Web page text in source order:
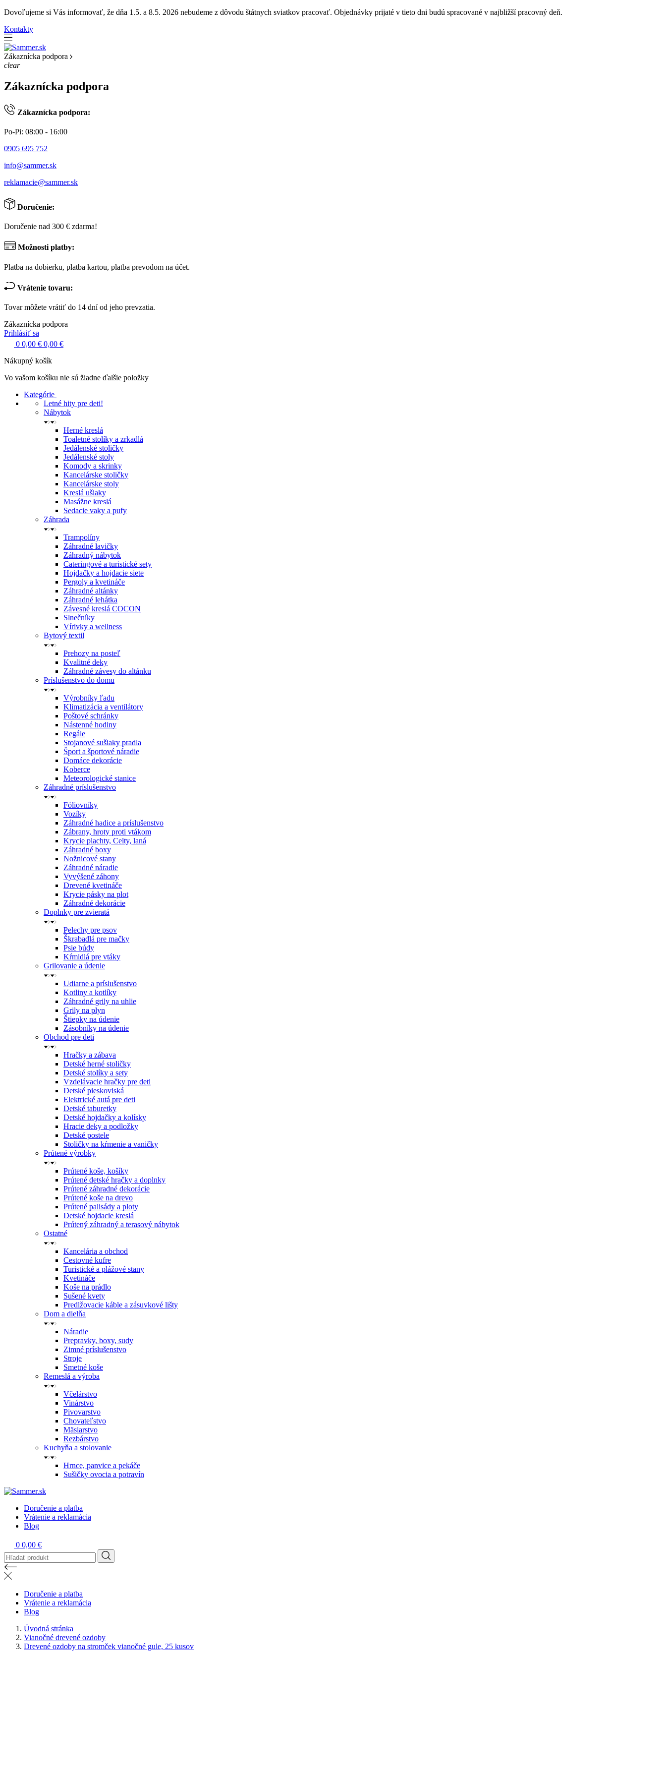
Dovoľujeme si Vás informovať, že dňa 1.5. a 8.5. 2026 nebudeme z dôvodu štátnych sviatkov pracovať. Objednávky prijaté v tieto dni budú spracované v najbližší pracovný deň.
Kontakty
Zákaznícka podpora
clear
Zákaznícka podpora
Zákaznícka podpora:
Po-Pi: 08:00 - 16:00
0905 695 752
info@sammer.sk
reklamacie@sammer.sk
Doručenie:
Doručenie nad 300 € zdarma!
Možnosti platby:
Platba na dobierku, platba kartou, platba prevodom na účet.
Vrátenie tovaru:
Tovar môžete vrátiť do 14 dní od jeho prevzatia.
Zákaznícka podpora
Prihlásiť sa
0 0,00 € 0,00 €
Nákupný košík
Vo vašom košíku nie sú žiadne ďalšie položky
Kategórie
Letné hity pre deti!
Nábytok
Herné kreslá
Toaletné stolíky a zrkadlá
Jedálenské stoličky
Jedálenské stoly
Komody a skrinky
Kancelárske stoličky
Kancelárske stoly
Kreslá ušiaky
Masážne kreslá
Sedacie vaky a pufy
Záhrada
Trampolíny
Záhradné lavičky
Záhradný nábytok
Cateringové a turistické sety
Hojdačky a hojdacie siete
Pergoly a kvetináče
Záhradné altánky
Záhradné lehátka
Závesné kreslá COCON
Slnečníky
Vírivky a wellness
Bytový textil
Prehozy na posteľ
Kvalitné deky
Záhradné závesy do altánku
Príslušenstvo do domu
Výrobníky ľadu
Klimatizácia a ventilátory
Poštové schránky
Nástenné hodiny
Regále
Stojanové sušiaky pradla
Šport a športové náradie
Domáce dekorácie
Koberce
Meteorologické stanice
Záhradné príslušenstvo
Fóliovníky
Vozíky
Záhradné hadice a príslušenstvo
Zábrany, hroty proti vtákom
Krycie plachty, Celty, laná
Záhradné boxy
Nožnicové stany
Záhradné náradie
Vyvýšené záhony
Drevené kvetináče
Krycie pásky na plot
Záhradné dekorácie
Doplnky pre zvieratá
Pelechy pre psov
Škrabadlá pre mačky
Psie búdy
Kŕmidlá pre vtáky
Grilovanie a údenie
Udiarne a príslušenstvo
Kotliny a kotlíky
Záhradné grily na uhlie
Grily na plyn
Štiepky na údenie
Zásobníky na údenie
Obchod pre deti
Hračky a zábava
Detské herné stoličky
Detské stolíky a sety
Vzdelávacie hračky pre deti
Detské pieskoviská
Elektrické autá pre deti
Detské taburetky
Detské hojdačky a kolísky
Hracie deky a podložky
Detské postele
Stoličky na kŕmenie a vaničky
Prútené výrobky
Prútené koše, košíky
Prútené detské hračky a doplnky
Prútené záhradné dekorácie
Prútené koše na drevo
Prútené palisády a ploty
Detské hojdacie kreslá
Prútený záhradný a terasový nábytok
Ostatné
Kancelária a obchod
Cestovné kufre
Turistické a plážové stany
Kvetináče
Koše na prádlo
Sušené kvety
Predlžovacie káble a zásuvkové lišty
Dom a dielňa
Náradie
Prepravky, boxy, sudy
Zimné príslušenstvo
Stroje
Smetné koše
Remeslá a výroba
Včelárstvo
Vinárstvo
Pivovarstvo
Chovateľstvo
Mäsiarstvo
Rezbárstvo
Kuchyňa a stolovanie
Hrnce, panvice a pekáče
Sušičky ovocia a potravín
Doručenie a platba
Vrátenie a reklamácia
Blog
0 0,00 €
Doručenie a platba
Vrátenie a reklamácia
Blog
Úvodná stránka
Vianočné drevené ozdoby
Drevené ozdoby na stromček vianočné gule, 25 kusov